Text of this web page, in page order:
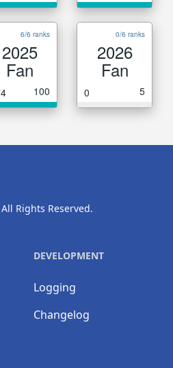
6/6 ranks
2025
Fan
100
0/6 ranks
2026
Fan
0 5
All Rights Reserved.
DEVELOPMENT
Logging
Changelog